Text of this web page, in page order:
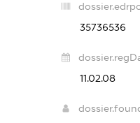
35736536
11.02.08